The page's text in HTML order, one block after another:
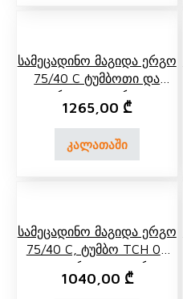
Სამეცადინო Მაგიდა Ერგო
75/40 C Ტუმბოთი Და
Გვერდითა Თაროთი
1265,00 ₾
კალათაში
Სამეცადინო Მაგიდა Ერგო
75/40 C, Ტუმბო TCH 07
Და Გვერდითა Თარო
1040,00 ₾